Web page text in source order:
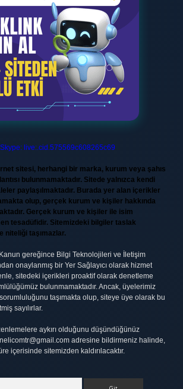
Skype: live:.cid.575569c608265c69
sitesi, herhangi bir marka, kurum veya şahıs
bulunmamaktadır. Sitede yalnızca kendi
paylaşılmaktadır. Burada yer alan içerikler
olup, gerçek kurum ve kişiler hakkında
Gerçek kurum ve kişiler ile isim
tesadüfidir. Sitemizdeki bilgiler taslak
niteliği taşımazlar.
gereğince Bilgi Teknolojileri ve İletişim
onaylanmış bir Yer Sağlayıcı olarak hizmet
sitedeki içerikleri proaktif olarak denetleme
bulunmamaktadır. Ancak, üyelerimiz
taşımakta olup, siteye üye olarak bu
sayılırlar.
aykırı olduğunu düşündüğünüz
adresine bildirmeniz halinde,
içerisinde sitemizden kaldırılacaktır.